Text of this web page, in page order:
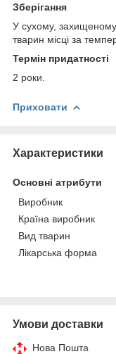
Зберігання
У сухому, захищеному
тварин місці за
Термін придатності
2 роки.
Приховати
Характеристики
Основні атрибути
Виробник
Країна виробник
Вид тварин
Лікарська форма
Умови доставки
Нова Пошта